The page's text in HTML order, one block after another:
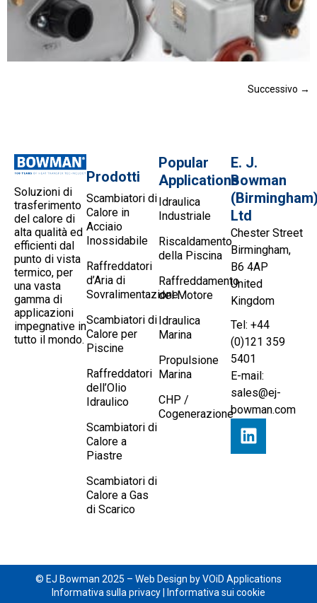
Successivo →
Soluzioni di
trasferimento
del calore di
alta qualità ed
efficienti dal
punto di vista
termico, per
una vasta
gamma di
applicazioni
impegnative in
tutto il mondo.
Prodotti
Scambiatori di
Calore in
Acciaio
Inossidabile
Raffreddatori
d’Aria di
Sovralimentazione
Scambiatori di
Calore per
Piscine
Raffreddatori
dell’Olio
Idraulico
Scambiatori di
Calore a
Piastre
Scambiatori di
Calore a Gas
di Scarico
Popular
Applications
Idraulica
Industriale
Riscaldamento
della Piscina
Raffreddamento
del Motore
Idraulica
Marina
Propulsione
Marina
CHP /
Cogenerazione
E. J.
Bowman
Ltd
Chester Street
Birmingham,
B6 4AP
United
Kingdom
Tel: +44
(0)121 359
5401
E-mail:
sales@ej-
bowman.com
© EJ Bowman 2025 – Web Design by VOiD Applications
Informativa sulla privacy
Informativa sui cookie